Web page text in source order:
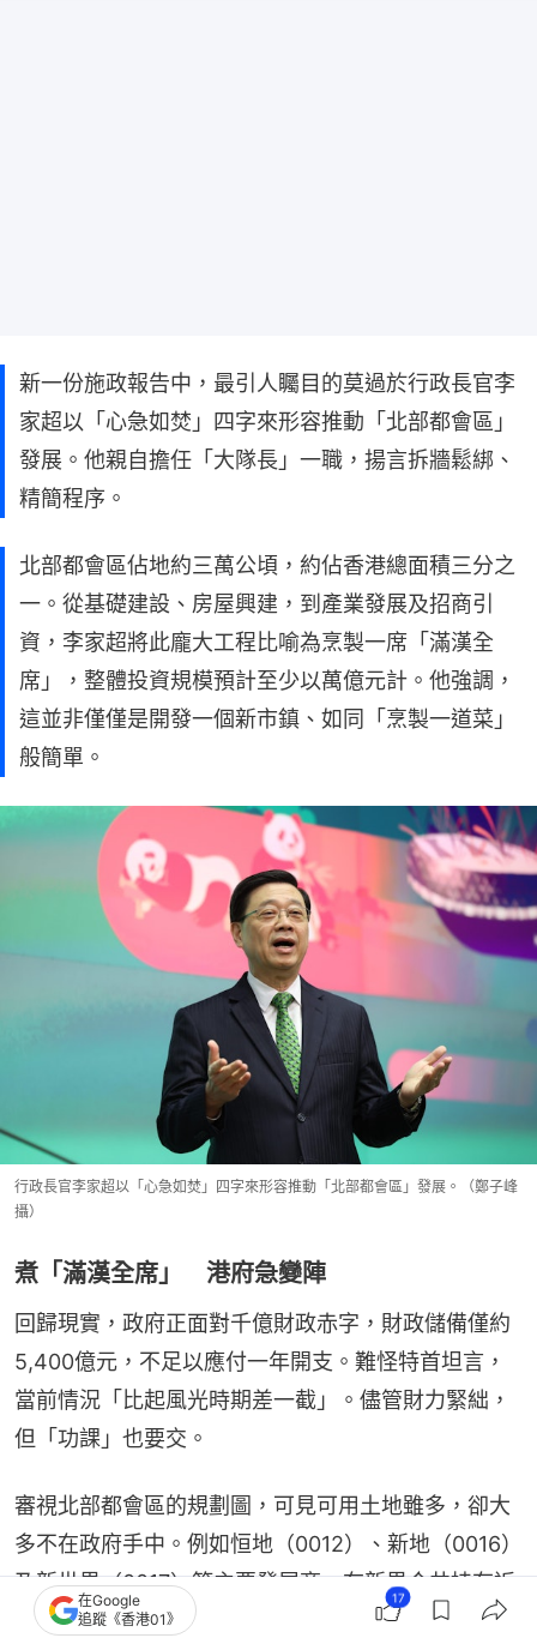
新一份施政報告中，最引人矚目的莫過於行政長官李
家超以「心急如焚」四字來形容推動「北部都會區」
發展。他親自擔任「大隊長」一職，揚言拆牆鬆綁、
精簡程序。
北部都會區佔地約三萬公頃，約佔香港總面積三分之
一。從基礎建設、房屋興建，到產業發展及招商引
資，李家超將此龐大工程比喻為烹製一席「滿漢全
席」，整體投資規模預計至少以萬億元計。他強調，
這並非僅僅是開發一個新市鎮、如同「烹製一道菜」
般簡單。
行政長官李家超以「心急如焚」四字來形容推動「北部都會區」發展。（鄭子峰
攝）
煮「滿漢全席」 港府急變陣
回歸現實，政府正面對千億財政赤字，財政儲備僅約
5,400億元，不足以應付一年開支。難怪特首坦言，
當前情況「比起風光時期差一截」。儘管財力緊絀，
但「功課」也要交。
審視北部都會區的規劃圖，可見可用土地雖多，卻大
多不在政府手中。例如恒地（0012）、新地（0016）
及新世界（0017）等主要發展商，在新界合共持有近
億平方呎農地。況且將「生地」轉化為「熟地」，必
在Google
追蹤《香港01》
17